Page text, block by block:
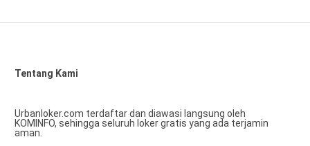
Tentang Kami
Urbanloker.com terdaftar dan diawasi langsung oleh
KOMINFO, sehingga seluruh loker gratis yang ada terjamin
aman.